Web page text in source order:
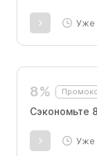
Уже
8%
Сэкономьте
Уже